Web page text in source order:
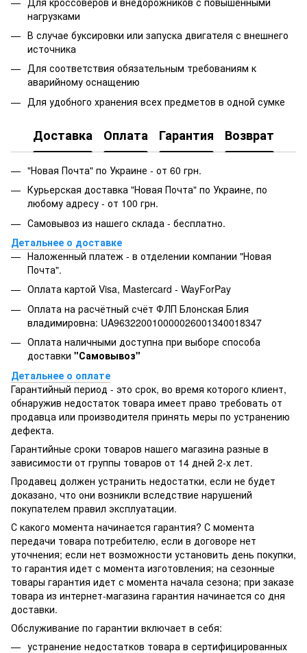
нагрузками
В случае буксировки или запуска двигателя с внешнего
источника
Для соответствия обязательным требованиям к
аварийному оснащению
Для удобного хранения всех предметов в одной сумке
Доставка Оплата Гарантия Возврат
"Новая Почта" по Украине - от 60 грн.
Курьерская доставка "Новая Почта" по Украине, по
любому адресу - от 100 грн.
Самовывоз из нашего склада - бесплатно.
Детальнее о доставке
Наложенный платеж - в отделении компании "Новая
Почта".
Оплата картой Visa, Mastercard - WayForPay
Оплата на расчётный счёт ФЛП Блонская Блия
владимировна: UA963220010000026001340018347
Оплата наличными доступна при выборе способа
доставки "Самовывоз"
Детальнее о оплате
Гарантийный период - это срок, во время которого клиент,
обнаружив недостаток товара имеет право требовать от
продавца или производителя принять меры по устранению
дефекта.
Гарантийные сроки товаров нашего магазина разные в
зависимости от группы товаров от 14 дней 2-х лет.
Продавец должен устранить недостатки, если не будет
доказано, что они возникли вследствие нарушений
покупателем правил эксплуатации.
С какого момента начинается гарантия? С момента
передачи товара потребителю, если в договоре нет
уточнения; если нет возможности установить день покупки,
то гарантия идет с момента изготовления; на сезонные
товары гарантия идет с момента начала сезона; при заказе
товара из интернет-магазина гарантия начинается со дня
доставки.
Обслуживание по гарантии включает в себя:
устранение недостатков товара в сертифицированных